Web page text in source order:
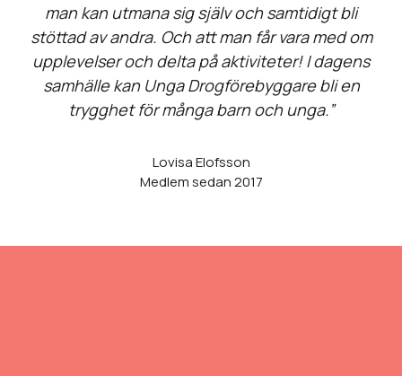
man kan utmana sig själv och samtidigt bli
stöttad av andra. Och att man får vara med om
upplevelser och delta på aktiviteter! I dagens
samhälle kan Unga Drogförebyggare bli en
trygghet för många barn och unga.”
Lovisa Elofsson
Medlem sedan 2017